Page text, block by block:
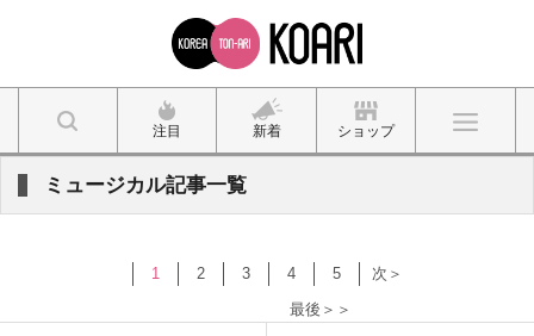
注目 新着 ショップ
ミュージカル記事一覧
1 2 3 4 5
次＞
最後＞＞